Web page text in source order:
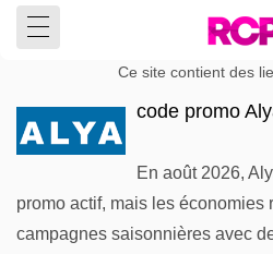
Ce site contient des
code promo
En août 2026,
promo actif, mais les économies
campagnes saisonnières avec